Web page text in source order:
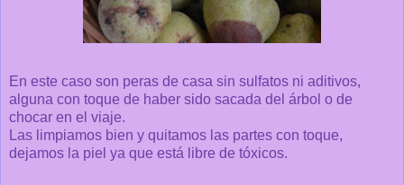
En este caso son peras de casa sin sulfatos ni aditivos,
alguna con toque de haber sido sacada del árbol o de
chocar en el viaje.
Las limpiamos bien y quitamos las partes con toque,
dejamos la piel ya que está libre de tóxicos.